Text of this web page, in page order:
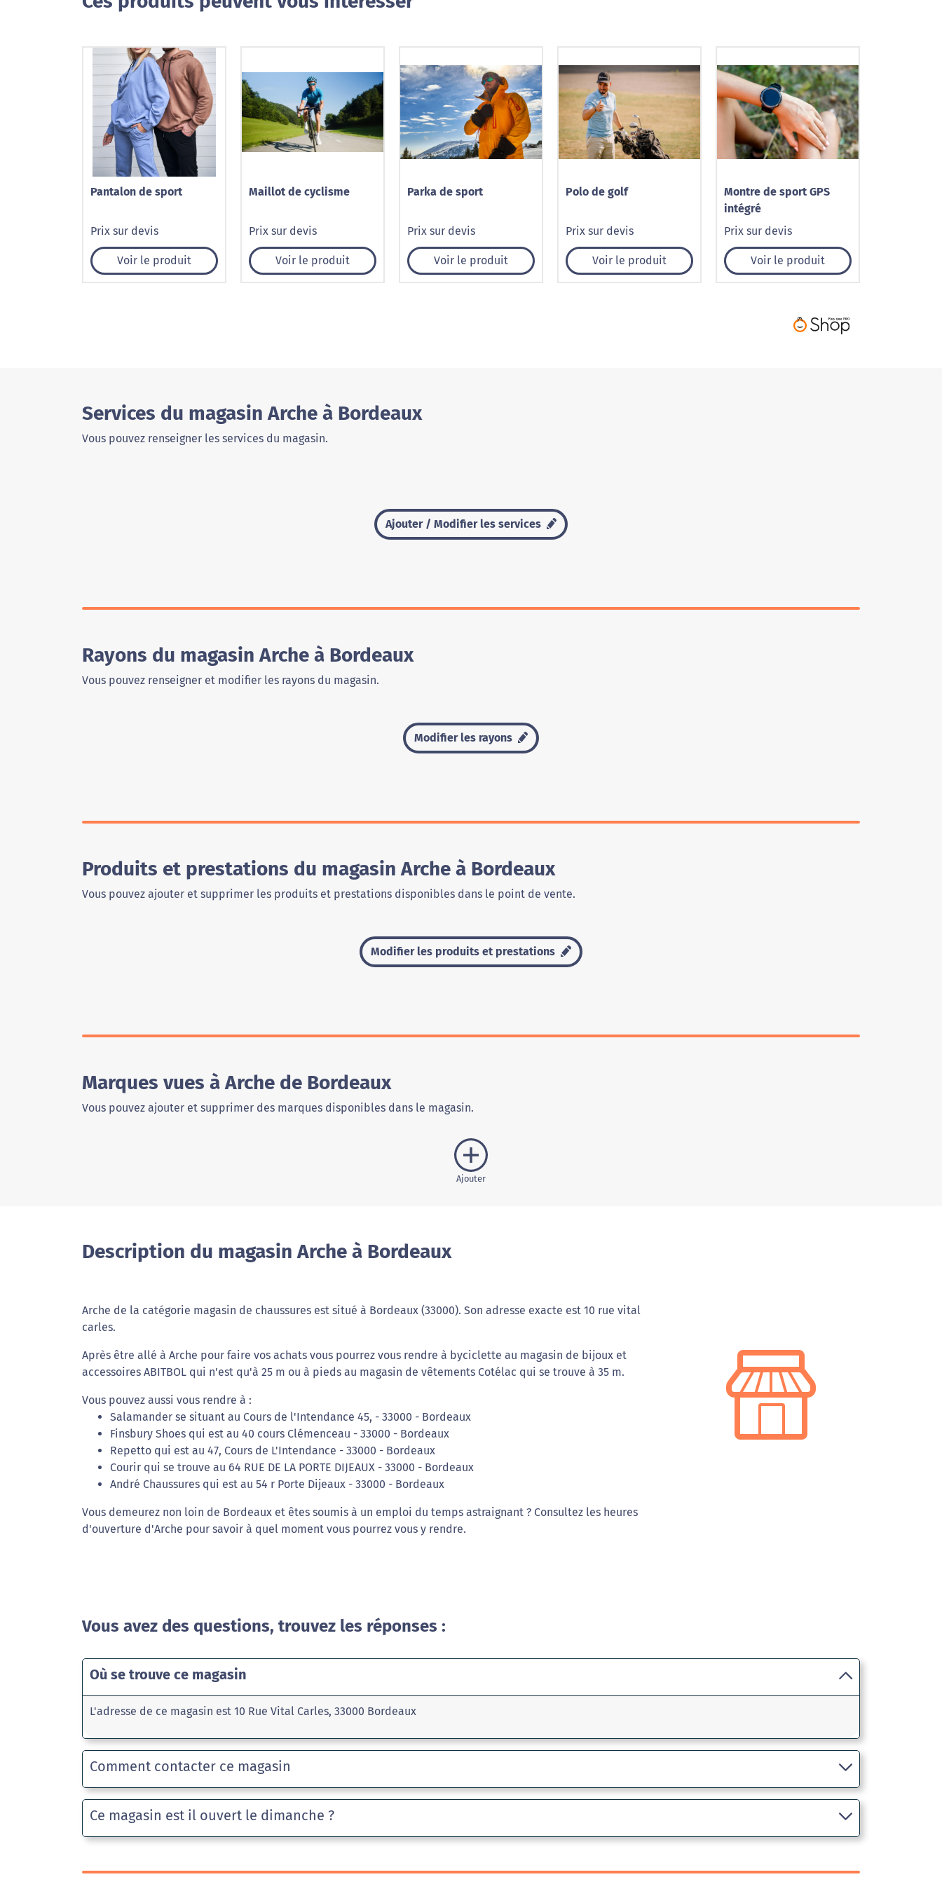
Pantalon de sport
Prix sur devis
Voir le produit
Maillot de cyclisme
Prix sur devis
Voir le produit
Parka de sport
Prix sur devis
Voir le produit
Polo de golf
Prix sur devis
Voir le produit
Montre de sport GPS
intégré
Prix sur devis
Voir le produit
Services du magasin Arche à Bordeaux
Vous pouvez renseigner les services du magasin.
Ajouter / Modifier les services
Rayons du magasin Arche à Bordeaux
Vous pouvez renseigner et modifier les rayons du magasin.
Modifier les rayons
Produits et prestations du magasin Arche à Bordeaux
Vous pouvez ajouter et supprimer les produits et prestations disponibles dans le point de vente.
Modifier les produits et prestations
Marques vues à Arche de Bordeaux
Vous pouvez ajouter et supprimer des marques disponibles dans le magasin.
Ajouter
Description du magasin Arche à Bordeaux
Arche de la catégorie magasin de chaussures est situé à Bordeaux (33000). Son adresse exacte est 10 rue vital
carles.
Après être allé à Arche pour faire vos achats vous pourrez vous rendre à byciclette au magasin de bijoux et
accessoires ABITBOL qui n'est qu'à 25 m ou à pieds au magasin de vêtements Cotélac qui se trouve à 35 m.
Vous pouvez aussi vous rendre à :
Salamander se situant au Cours de l'Intendance 45, - 33000 - Bordeaux
Finsbury Shoes qui est au 40 cours Clémenceau - 33000 - Bordeaux
Repetto qui est au 47, Cours de L'Intendance - 33000 - Bordeaux
Courir qui se trouve au 64 RUE DE LA PORTE DIJEAUX - 33000 - Bordeaux
André Chaussures qui est au 54 r Porte Dijeaux - 33000 - Bordeaux
Vous demeurez non loin de Bordeaux et êtes soumis à un emploi du temps astraignant ? Consultez les heures
d'ouverture d'Arche pour savoir à quel moment vous pourrez vous y rendre.
Vous avez des questions, trouvez les réponses :
Où se trouve ce magasin
L'adresse de ce magasin est 10 Rue Vital Carles, 33000 Bordeaux
Comment contacter ce magasin
Ce magasin est il ouvert le dimanche ?